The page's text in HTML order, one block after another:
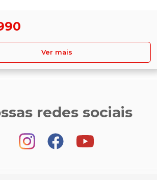
Ver mais
redes sociais